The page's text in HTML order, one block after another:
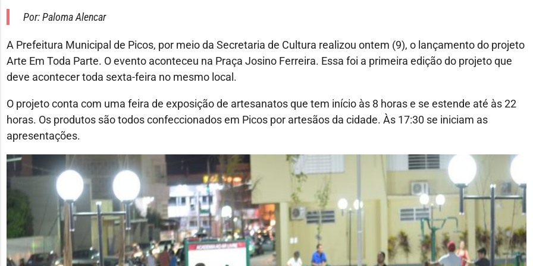
Por: Paloma Alencar
A Prefeitura Municipal de Picos, por meio da Secretaria de Cultura realizou ontem (9), o lançamento do projeto
Arte Em Toda Parte. O evento aconteceu na Praça Josino Ferreira. Essa foi a primeira edição do projeto que
deve acontecer toda sexta-feira no mesmo local.
O projeto conta com uma feira de exposição de artesanatos que tem início às 8 horas e se estende até às 22
horas. Os produtos são todos confeccionados em Picos por artesãos da cidade. Às 17:30 se iniciam as
apresentações.